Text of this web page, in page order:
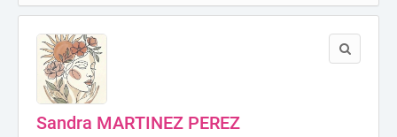
Sandra MARTINEZ PEREZ